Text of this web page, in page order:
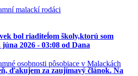
malackí rodáci
osobnosti pôsobiace v Malackách
bol riaditeĺom školy,ktorú som
júna 2026 - 03:08 od Dana
ďakujem za zaujímavý článok. Na